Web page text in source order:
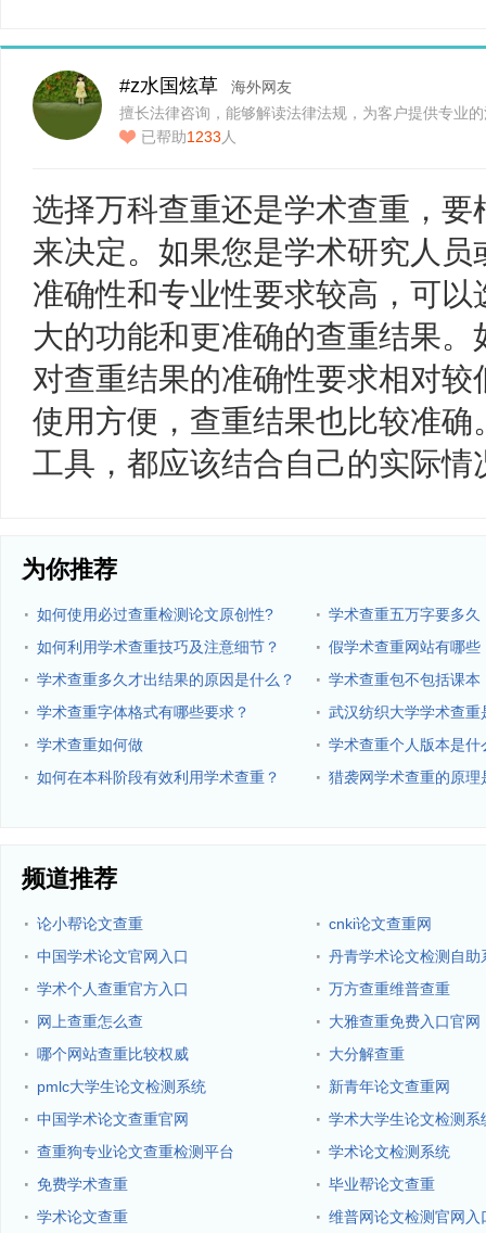
#z水国炫草
海外网友
擅长法律咨询，能够解读法律法规，为客户提供专业
助…已帮助1233 人
选择万科查重还是学术查重，
来决定。如果您是学术研究人
准确性和专业性要求较高，可
大的功能和更准确的查重结果
对查重结果的准确性要求相对
使用方便，查重结果也比较准
工具，都应该结合自己的实际
为你推荐
· 如何使用必过查重检测论文原创性? · 学术查重五万字要多久
· 如何利用学术查重技巧及注意细节？ · 假学术查重网站有哪些
· 学术查重多久才出结果的原因是什么？ · 学术查重包不包括课本
· 学术查重字体格式有哪些要求？ · 武汉纺织大学学术查重
· 学术查重如何做 · 学术查重个人版本是什
· 如何在本科阶段有效利用学术查重？ · 猎袭网学术查重的原理
频道推荐
· 论小帮论文查重 · cnki论文查重网
· 中国学术论文官网入口 · 丹青学术论文检测自助
· 学术个人查重官方入口 · 万方查重维普查重
· 网上查重怎么查 · 大雅查重免费入口官网
· 哪个网站查重比较权威 · 大分解查重
· pmlc大学生论文检测系统 · 新青年论文查重网
· 中国学术论文查重官网 · 学术大学生论文检测系
· 查重狗专业论文查重检测平台 · 学术论文检测系统
· 免费学术查重 · 毕业帮论文查重
· 学术论文查重 · 维普网论文检测官网入